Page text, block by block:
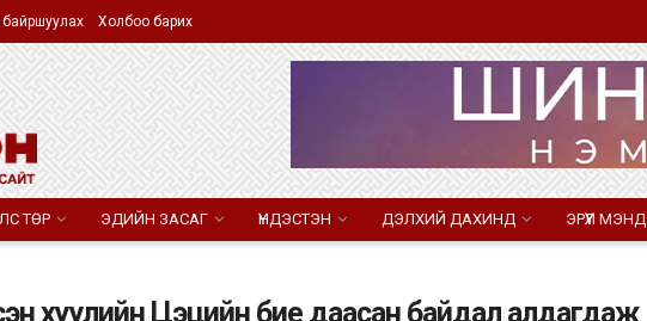
Холбоо барих
ТӨР ЭДИЙН ЗАСАГ ҮНДЭСТЭН ДЭЛХИЙ ДАХИНД ЭРҮҮЛ МЭНД
хуулийн Цэцийн бие даасан байдал алдагдаж